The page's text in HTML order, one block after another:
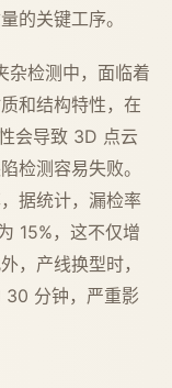
的关键工序。
杂检测中，面临着
和结构特性，在
会导致 3D 点云
检测容易失败。
据统计，漏检率
15%，这不仅增
，产线换型时，
30 分钟，严重影